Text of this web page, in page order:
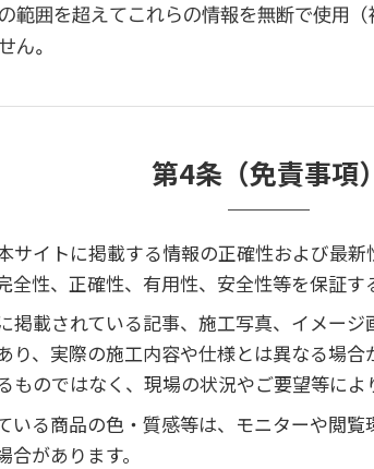
範囲を超えてこれらの情報を無断で使用
ん。
第4条（免責事項）
サイトに掲載する情報の正確性および最
全性、正確性、有用性、安全性等を保証す
掲載されている記事、施工写真、イメー
り、実際の施工内容や仕様とは異なる場
ものではなく、現場の状況やご要望等によ
いる商品の色・質感等は、モニターや閲
合があります。